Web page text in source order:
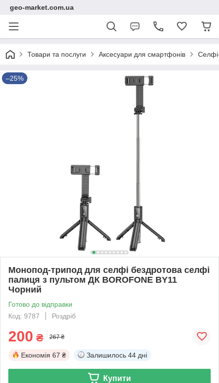
geo-market.com.ua
Товари та послуги Аксесуари для смартфонів
–25%
Монопод-трипод для селфі бездротова селфі
палиця з пультом ДК BOROFONE BY11
Чорний
Готово до відправки
Код: 9787
Роздріб
200 ₴ 267 ₴
Економія 67 ₴ Залишилось 44 дні
Купити